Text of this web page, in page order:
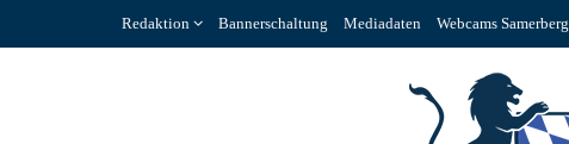
Redaktion Bannerschaltung Mediadaten Webcams Samerberg